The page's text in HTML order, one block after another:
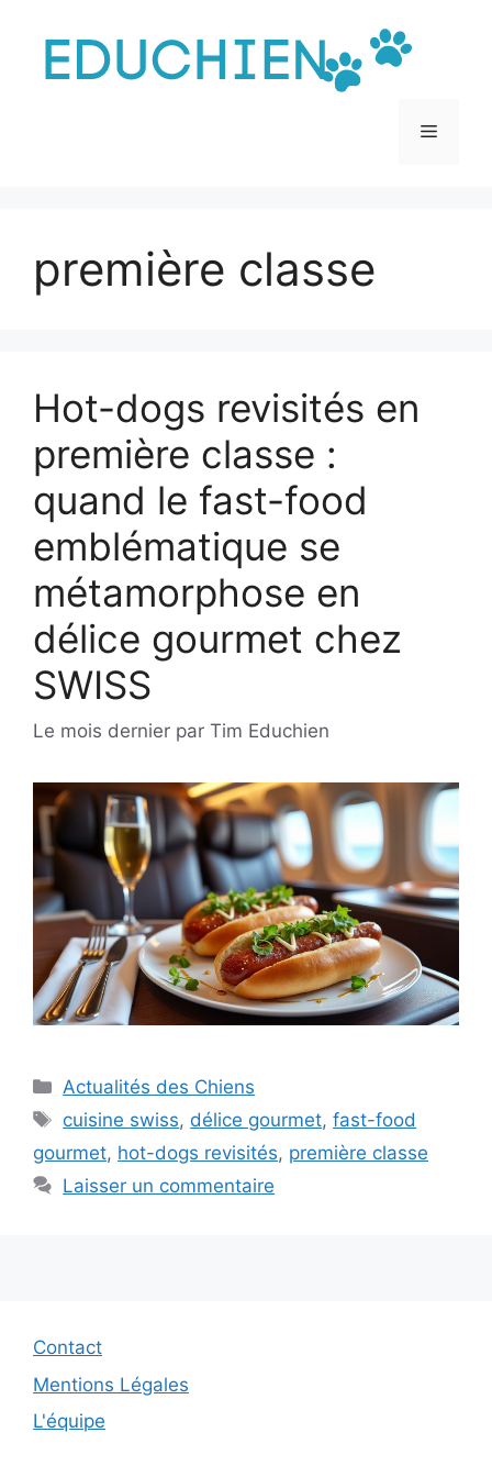
contenu
Menu
première classe
Hot-dogs revisités en
première classe :
quand le fast-food
emblématique se
métamorphose en
délice gourmet chez
SWISS
Le mois dernier par Tim Educhien
Catégories
Actualités des Chiens
Étiquettes
cuisine swiss, délice gourmet,fast-food
gourmet, hot-dogs revisités, première classe
Laisser un commentaire
Contact
Mentions Légales
L'équipe